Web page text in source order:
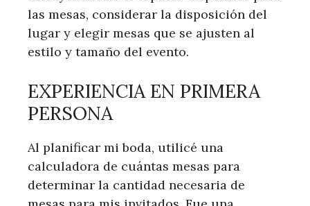
las mesas, considerar la disposición del
lugar y elegir mesas que se ajusten al
estilo y tamaño del evento.
EXPERIENCIA EN PRIMERA
PERSONA
Al planificar mi boda, utilicé una
calculadora de cuántas mesas para
determinar la cantidad necesaria de